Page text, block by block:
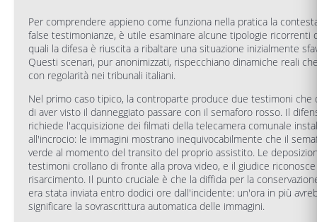
Per comprendere appieno come funziona nella pratica la
false testimonianze, è utile esaminare alcune tipologie ricorrenti
quali la difesa è riuscita a ribaltare una situazione inizialmente
Questi scenari, pur anonimizzati, rispecchiano dinamiche reali
con regolarità nei tribunali italiani.
Nel primo caso tipico, la controparte produce due testimoni che
di aver visto il danneggiato passare con il semaforo rosso. Il
richiede l'acquisizione dei filmati della telecamera comunale
all'incrocio: le immagini mostrano inequivocabilmente che il
verde al momento del transito del proprio assistito. Le
testimoni crollano di fronte alla prova video, e il giudice
risarcimento. Il punto cruciale è che la diffida per la
era stata inviata entro dodici ore dall'incidente: un'ora in più
significare la sovrascrittura automatica delle immagini.